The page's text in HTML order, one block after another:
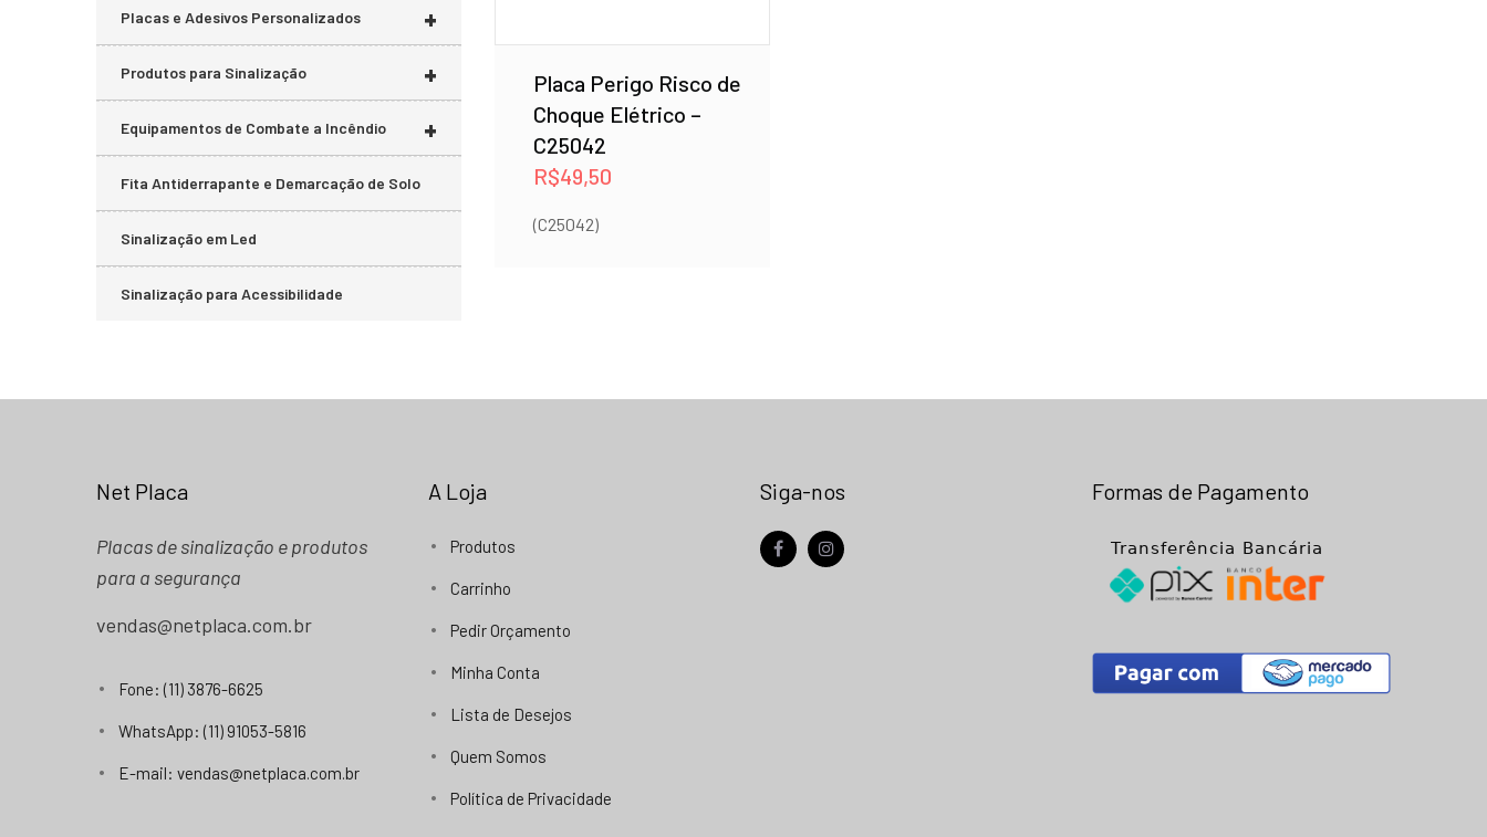
Placa Perigo Risco de
Choque Elétrico –
C25042
R$49,50
(C25042)
+
Placas e Adesivos Personalizados
+
Produtos para Sinalização
+
Equipamentos de Combate a Incêndio
Fita Antiderrapante e Demarcação de Solo
Sinalização em Led
Sinalização para Acessibilidade
Net Placa
Placas de sinalização e produtos
para a segurança
vendas@netplaca.com.br
Fone: (11) 3876-6625
WhatsApp: (11) 91053-5816
E-mail: vendas@netplaca.com.br
A Loja
Produtos
Carrinho
Pedir Orçamento
Minha Conta
Lista de Desejos
Quem Somos
Política de Privacidade
Siga-nos Formas de Pagamento